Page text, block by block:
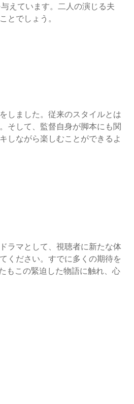
えています。二人の演じる夫
とでしょう。
しました。従来のスタイルとは
そして、監督自身が脚本にも関
しながら楽しむことができるよ
ラマとして、視聴者に新たな体
ください。すでに多くの期待を
もこの緊迫した物語に触れ、心